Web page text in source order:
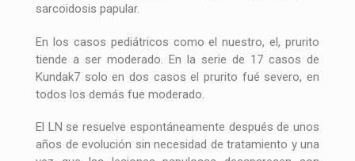
sarcoidosis papular.
En los casos pediátricos como el nuestro, el, prurito
tiende a ser moderado. En la serie de 17 casos de
Kundak7 solo en dos casos el prurito fué severo, en
todos los demás fue moderado.
El LN se resuelve espontáneamente después de unos
años de evolución sin necesidad de tratamiento y una